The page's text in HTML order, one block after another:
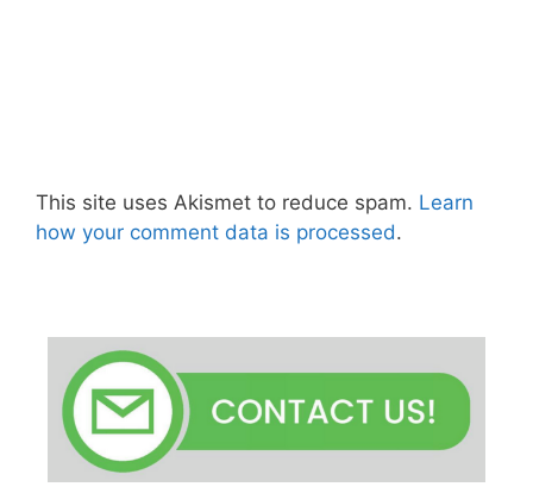
This site uses Akismet to reduce spam. Learn
how your comment data is processed.